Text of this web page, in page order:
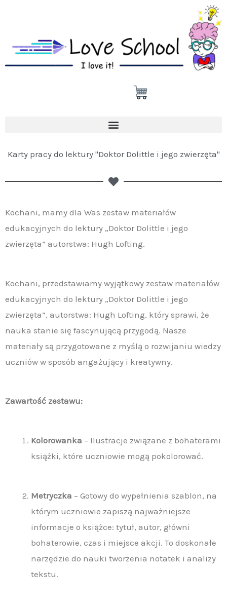
Karty pracy do lektury "Doktor Dolittle i jego zwierzęta"
Kochani, mamy dla Was zestaw materiałów
edukacyjnych do lektury „Doktor Dolittle i jego
zwierzęta” autorstwa: Hugh Lofting.
Kochani, przedstawiamy wyjątkowy zestaw materiałów
edukacyjnych do lektury „Doktor Dolittle i jego
zwierzęta”, autorstwa: Hugh Lofting, który sprawi, że
nauka stanie się fascynującą przygodą. Nasze
materiały są przygotowane z myślą o rozwijaniu wiedzy
uczniów w sposób angażujący i kreatywny.
Zawartość zestawu:
Kolorowanka – Ilustracje związane z bohaterami
książki, które uczniowie mogą pokolorować.
Metryczka – Gotowy do wypełnienia szablon, na
którym uczniowie zapiszą najważniejsze
informacje o książce: tytuł, autor, główni
bohaterowie, czas i miejsce akcji. To doskonałe
narzędzie do nauki tworzenia notatek i analizy
tekstu.